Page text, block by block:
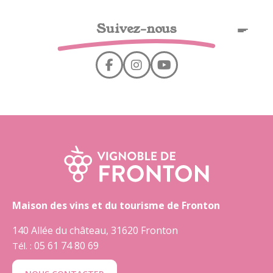
Suivez-nous
Maison des vins et du tourisme de Fronton
140 Allée du château, 31620 Fronton
Tél. : 05 61 74 80 69